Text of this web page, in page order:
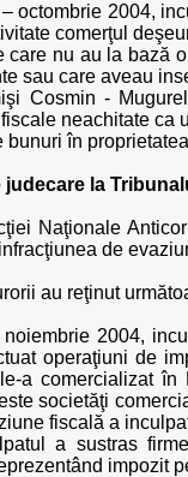
octombrie 2004,
comerţul
nu au la bază
sau care aveau
Cosmin -
neachitate
bunuri în
la
Naţionale
de
au reţinut
noiembrie 2004,
operaţiuni de
a comercializat
societăţi
fiscală a
a sustras
impozit